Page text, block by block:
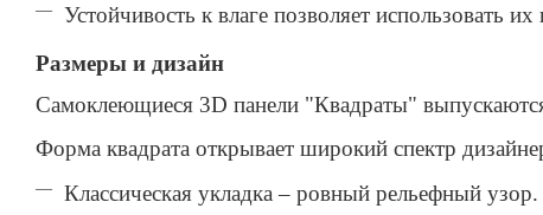
Устойчивость к влаге позволяет использовать
Размеры и дизайн
Самоклеющиеся 3D панели "Квадраты"
Форма квадрата открывает широкий спектр
Классическая укладка – ровный рельефный узор.